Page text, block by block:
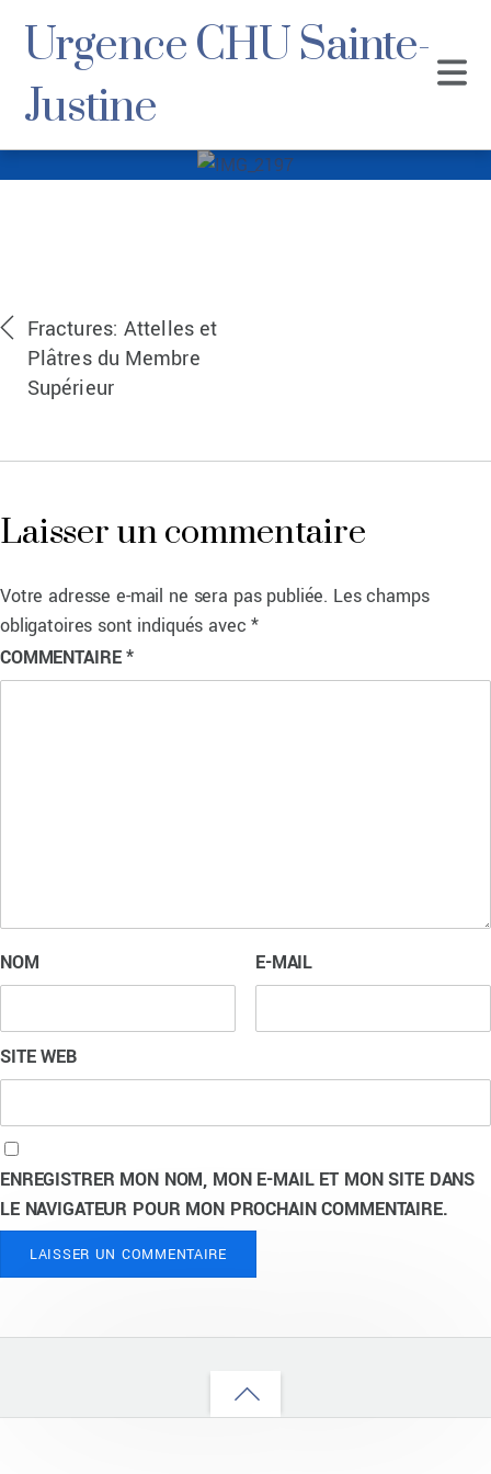
Urgence CHU Sainte-
Justine
Fractures: Attelles et
Plâtres du Membre
Supérieur
Laisser un commentaire
Votre adresse e-mail ne sera pas publiée. Les champs
obligatoires sont indiqués avec*
COMMENTAIRE*
NOM E-MAIL
SITE WEB
ENREGISTRER MON NOM, MON E-MAIL ET MON SITE DANS
LE NAVIGATEUR POUR MON PROCHAIN COMMENTAIRE.
Back